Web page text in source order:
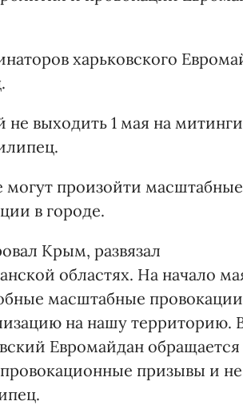
харьковского
выходить 1 мая на
могут произойти масштабные
в городе.
Крым, развязал
областях. На начало
масштабные
на нашу территорию.
Евромайдан обращается
призывы и не